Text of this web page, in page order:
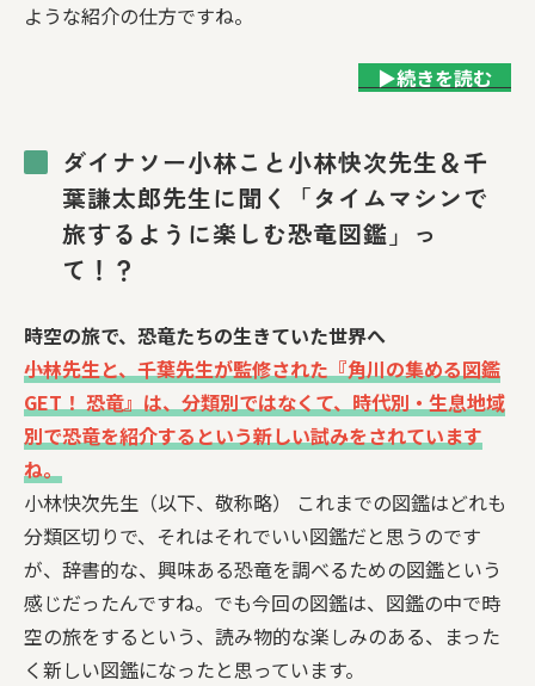
ような紹介の仕方ですね。
▶続きを読む
ダイナソー小林こと小林快次先生＆千
葉謙太郎先生に聞く「タイムマシンで
旅するように楽しむ恐竜図鑑」っ
て！？
時空の旅で、恐竜たちの生きていた世界へ
――小林先生と、千葉先生が監修された『角川の集める図鑑
GET！ 恐竜』は、分類別ではなくて、時代別・生息地域
別で恐竜を紹介するという新しい試みをされています
ね。
小林快次先生（以下、敬称略） これまでの図鑑はどれも
分類区切りで、それはそれでいい図鑑だと思うのです
が、辞書的な、興味ある恐竜を調べるための図鑑という
感じだったんですね。でも今回の図鑑は、図鑑の中で時
空の旅をするという、読み物的な楽しみのある、まった
く新しい図鑑になったと思っています。